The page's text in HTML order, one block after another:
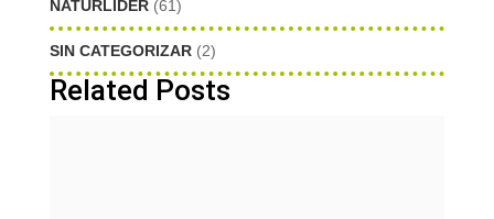
NATURLIDER (61)
SIN CATEGORIZAR (2)
Related Posts